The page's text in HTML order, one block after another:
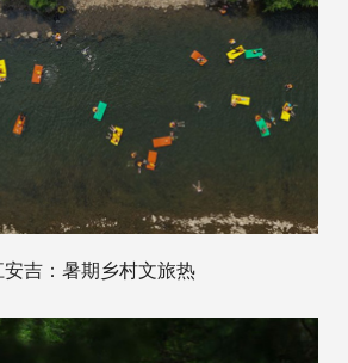
安吉：暑期乡村文旅热